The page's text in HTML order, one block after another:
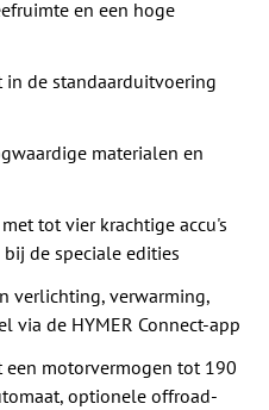
en een hoge
de standaarduitvoering
materialen en
tot vier krachtige accu's
de speciale edities
verlichting, verwarming,
via de HYMER Connect-app
motorvermogen tot 190
optionele offroad-